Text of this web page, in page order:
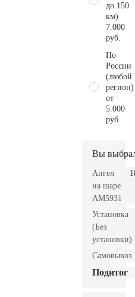
до 150
км)
7.000
руб.
По
России
(любой
регион)
от
5.000
руб.
Вы
Ангел
на шаре
AM5931
Установка
(Без
установки)
Самовывоз
Подитог